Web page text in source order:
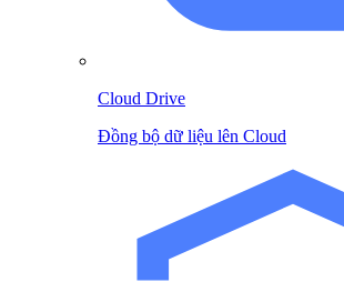
Cloud Drive
Đồng bộ dữ liệu lên Cloud